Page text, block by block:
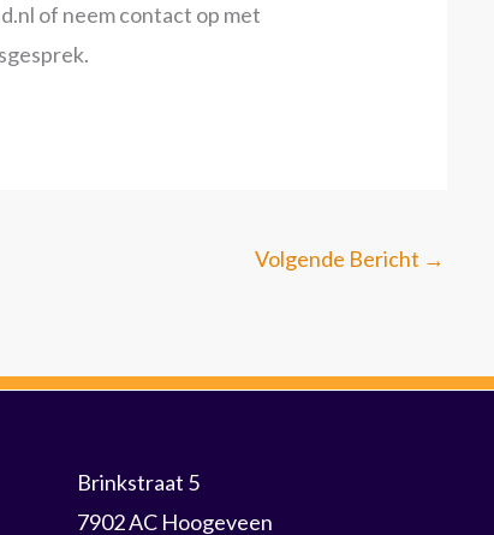
of neem contact op met
Volgende Bericht →
Brinkstraat 5
7902 AC Hoogeveen